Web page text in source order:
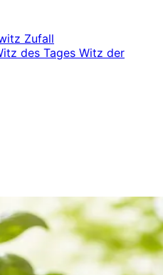
Zufall
des Tages Witz der